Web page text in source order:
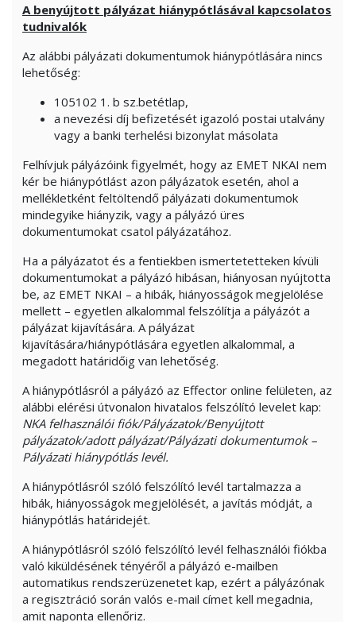
A benyújtott pályázat hiánypótlásával kapcsolatos
tudnivalók
Az alábbi pályázati dokumentumok hiánypótlására nincs
lehetőség:
105102 1. b sz.betétlap,
a nevezési díj befizetését igazoló postai utalvány
vagy a banki terhelési bizonylat másolata
Felhívjuk pályázóink figyelmét, hogy az EMET NKAI nem
kér be hiánypótlást azon pályázatok esetén, ahol a
mellékletként feltöltendő pályázati dokumentumok
mindegyike hiányzik, vagy a pályázó üres
dokumentumokat csatol pályázatához.
Ha a pályázatot és a fentiekben ismertetetteken kívüli
dokumentumokat a pályázó hibásan, hiányosan nyújtotta
be, az EMET NKAI – a hibák, hiányosságok megjelölése
mellett – egyetlen alkalommal felszólítja a pályázót a
pályázat kijavítására. A pályázat
kijavítására/hiánypótlására egyetlen alkalommal, a
megadott határidőig van lehetőség.
A hiánypótlásról a pályázó az Effector online felületen, az
alábbi elérési útvonalon hivatalos felszólító levelet kap:
NKA felhasználói fiók/Pályázatok/Benyújtott
pályázatok/adott pályázat/Pályázati dokumentumok –
Pályázati hiánypótlás levél.
A hiánypótlásról szóló felszólító levél tartalmazza a
hibák, hiányosságok megjelölését, a javítás módját, a
hiánypótlás határidejét.
A hiánypótlásról szóló felszólító levél felhasználói fiókba
való kiküldésének tényéről a pályázó e-mailben
automatikus rendszerüzenetet kap, ezért a pályázónak
a regisztráció során valós e-mail címet kell megadnia,
amit naponta ellenőriz.